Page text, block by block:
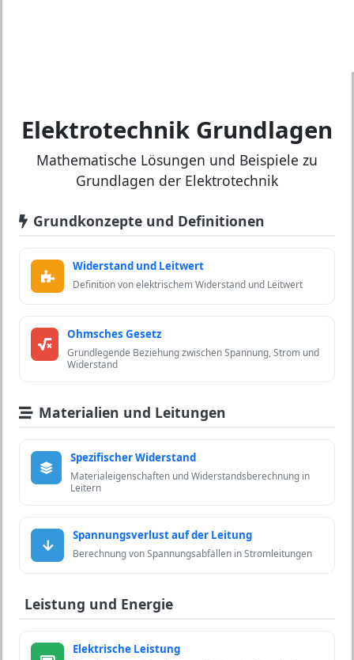
Elektrotechnik Grundlagen
Mathematische Lösungen und Beispiele zu
Grundlagen der Elektrotechnik
Grundkonzepte und Definitionen
Widerstand und Leitwert
Definition von elektrischem Widerstand und Leitwert
Ohmsches Gesetz
Grundlegende Beziehung zwischen Spannung, Strom und
Widerstand
Materialien und Leitungen
Spezifischer Widerstand
Materialeigenschaften und Widerstandsberechnung in
Leitern
Spannungsverlust auf der Leitung
Berechnung von Spannungsabfällen in Stromleitungen
Leistung und Energie
Elektrische Leistung